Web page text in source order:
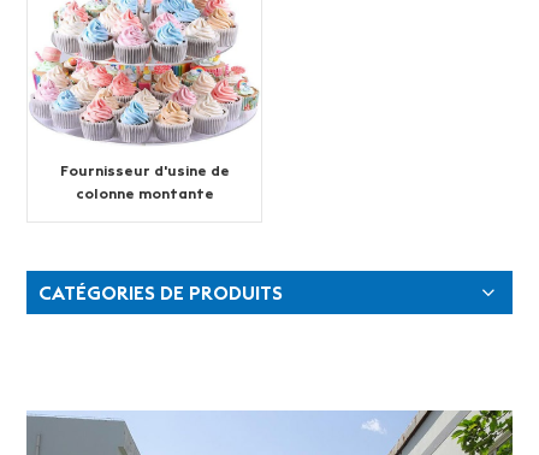
Fournisseur d'usine de
colonne montante
CATÉGORIES DE PRODUITS